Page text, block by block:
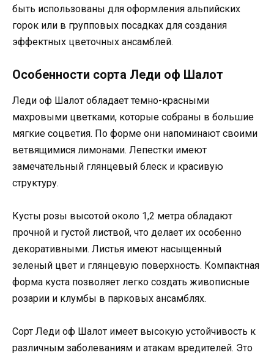
быть использованы для оформления альпийских
горок или в групповых посадках для создания
эффектных цветочных ансамблей.
Особенности сорта Леди оф Шалот
Леди оф Шалот обладает темно-красными
махровыми цветками, которые собраны в большие
мягкие соцветия. По форме они напоминают своими
ветвящимися лимонами. Лепестки имеют
замечательный глянцевый блеск и красивую
структуру.
Кусты розы высотой около 1,2 метра обладают
прочной и густой листвой, что делает их особенно
декоративными. Листья имеют насыщенный
зеленый цвет и глянцевую поверхность. Компактная
форма куста позволяет легко создать живописные
розарии и клумбы в парковых ансамблях.
Сорт Леди оф Шалот имеет высокую устойчивость к
различным заболеваниям и атакам вредителей. Это